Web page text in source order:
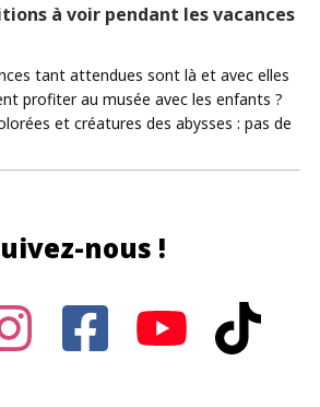
à voir pendant les vacances
tant attendues sont là et avec elles
profiter au musée avec les enfants ?
et créatures des abysses : pas de
nous !